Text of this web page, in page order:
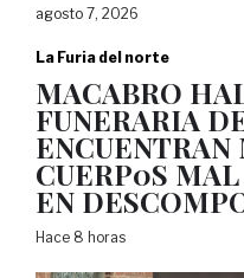
agosto 7, 2026
La Furia del norte
MACABRO
FUNERARIA
ENCUENTRAN
CUERP0S
EN
Hace 8 horas